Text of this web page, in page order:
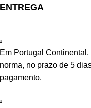
ENTREGA
Em Portugal
norma, no prazo de 5
pagamento.